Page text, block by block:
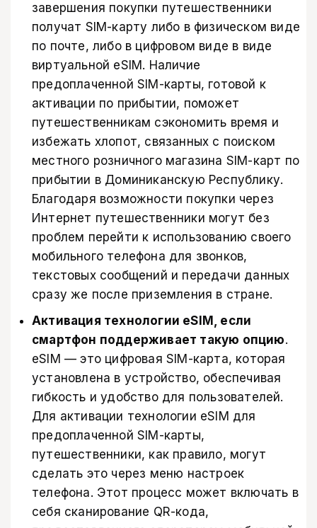
завершения покупки путешественники
получат SIM-карту либо в физическом виде
по почте, либо в цифровом виде в виде
виртуальной eSIM. Наличие
предоплаченной SIM-карты, готовой к
активации по прибытии, поможет
путешественникам сэкономить время и
избежать хлопот, связанных с поиском
местного розничного магазина SIM-карт по
прибытии в Доминиканскую Республику.
Благодаря возможности покупки через
Интернет путешественники могут без
проблем перейти к использованию своего
мобильного телефона для звонков,
текстовых сообщений и передачи данных
сразу же после приземления в стране.
Активация технологии eSIM, если
смартфон поддерживает такую опцию.
eSIM — это цифровая SIM-карта, которая
установлена в устройство, обеспечивая
гибкость и удобство для пользователей.
Для активации технологии eSIM для
предоплаченной SIM-карты,
путешественники, как правило, могут
сделать это через меню настроек
телефона. Этот процесс может включать в
себя сканирование QR-кода,